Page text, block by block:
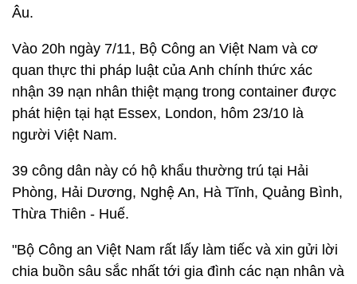
Âu.
Vào 20h ngày 7/11, Bộ Công an Việt Nam và cơ
quan thực thi pháp luật của Anh chính thức xác
nhận 39 nạn nhân thiệt mạng trong container được
phát hiện tại hạt Essex, London, hôm 23/10 là
người Việt Nam.
39 công dân này có hộ khẩu thường trú tại Hải
Phòng, Hải Dương, Nghệ An, Hà Tĩnh, Quảng Bình,
Thừa Thiên - Huế.
"Bộ Công an Việt Nam rất lấy làm tiếc và xin gửi lời
chia buồn sâu sắc nhất tới gia đình các nạn nhân và